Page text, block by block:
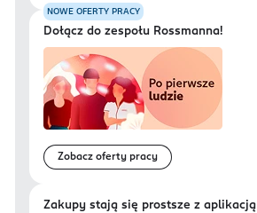
NOWE OFERTY PRACY
Dołącz do zespołu Rossmanna!
Zobacz oferty pracy
Zakupy stają się prostsze z aplikacją